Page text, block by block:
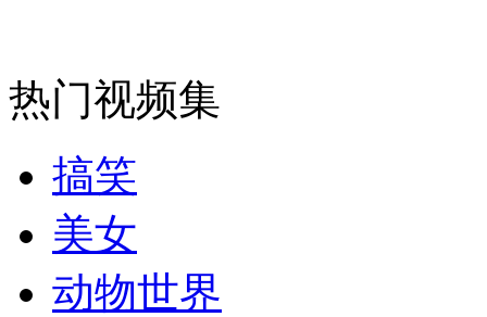
消防员救轻生者 花炮节热闹非凡
纽约上演“枕头大战”
司机酒驾遇交警 急速倒车逃窜
热门视频集
搞笑
美女
动物世界